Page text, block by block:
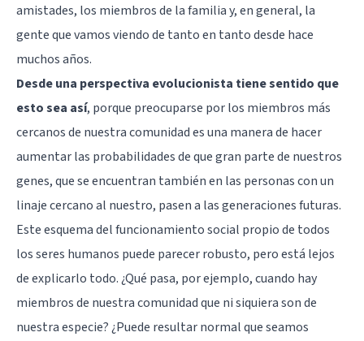
amistades, los miembros de la familia y, en general, la
gente que vamos viendo de tanto en tanto desde hace
muchos años.
Desde una perspectiva evolucionista tiene sentido que
esto sea así, porque preocuparse por los miembros más
cercanos de nuestra comunidad es una manera de hacer
aumentar las probabilidades de que gran parte de nuestros
genes, que se encuentran también en las personas con un
linaje cercano al nuestro, pasen a las generaciones futuras.
Este esquema del funcionamiento social propio de todos
los seres humanos puede parecer robusto, pero está lejos
de explicarlo todo. ¿Qué pasa, por ejemplo, cuando hay
miembros de nuestra comunidad que ni siquiera son de
nuestra especie? ¿Puede resultar normal que seamos